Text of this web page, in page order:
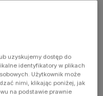
uzyskujemy dostęp do
identyfikatory w plikach
Użytkownik może
nimi, klikając poniżej, jak
na podstawie prawnie